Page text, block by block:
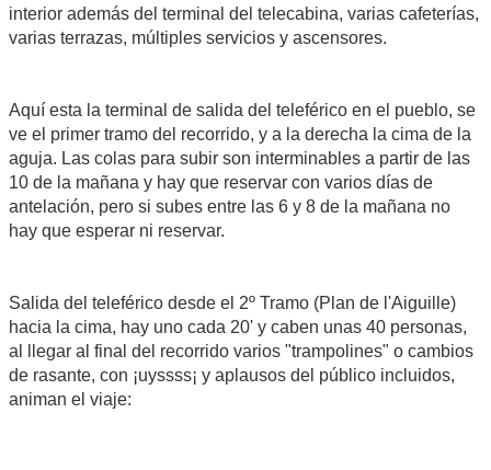
interior además del terminal del telecabina, varias cafeterías,
varias terrazas, múltiples servicios y ascensores.
Aquí esta la terminal de salida del teleférico en el pueblo, se
ve el primer tramo del recorrido, y a la derecha la cima de la
aguja. Las colas para subir son interminables a partir de las
10 de la mañana y hay que reservar con varios días de
antelación, pero si subes entre las 6 y 8 de la mañana no
hay que esperar ni reservar.
Salida del teleférico desde el 2º Tramo (Plan de l'Aiguille)
hacia la cima, hay uno cada 20' y caben unas 40 personas,
al llegar al final del recorrido varios "trampolines" o cambios
de rasante, con ¡uyssss¡ y aplausos del público incluidos,
animan el viaje: